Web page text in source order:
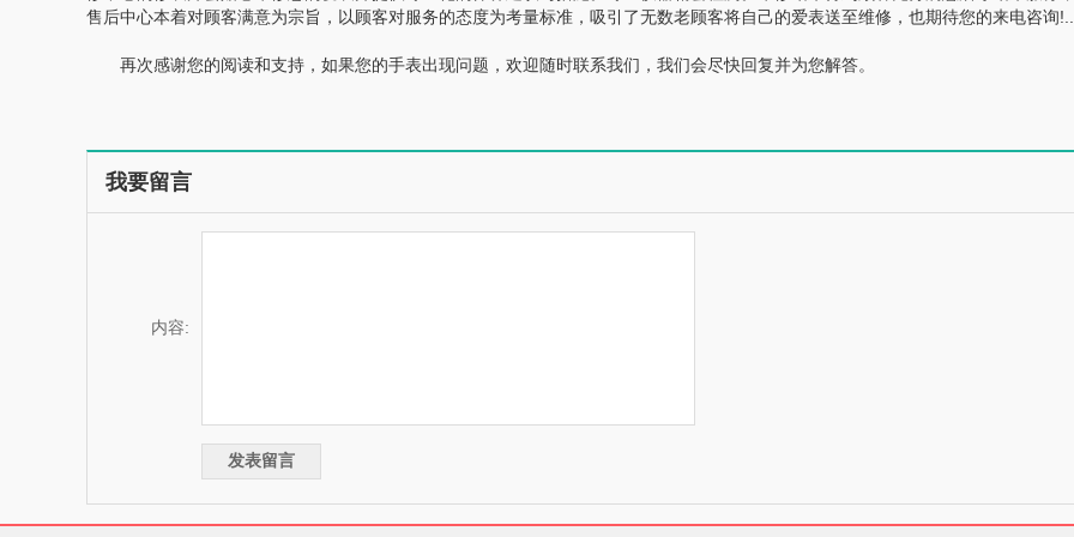
售后中心本着对顾客满意为宗旨，以顾客对服务的态度为考量标准，吸引了无数老顾客将自己的爱表送至维修，也期待您的来电咨询
再次感谢您的阅读和支持，如果您的手表出现问题，欢迎随时联系我们，我们会尽快回复并为您解答。
我要留言
内容: